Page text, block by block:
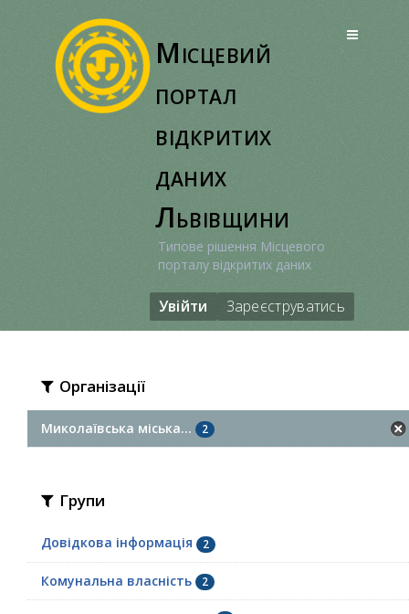
Місцевий
портал
відкритих
даних
Львівщини
Типове рішення Місцевого
порталу відкритих даних
Увійти Зареєструватись
Організації
Миколаївська міська... 2
Групи
Довідкова інформація 2
Комунальна власність 2